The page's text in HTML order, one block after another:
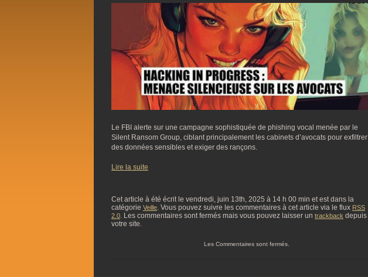
Le FBI alerte sur une campagne sophistiquée de phishing vocal menée par le
Silent Ransom Group, ciblant principalement les cabinets d’avocats pour exfiltrer
des données sensibles et exiger des rançons.
Lire la suite
Cet article à été écrit le vendredi, juin 13th, 2025 à 14 h 00 min et est dans la
catégorie Veille . Vous pouvez suivre les commentaires à cet article via le flux RSS
2.0 . Les commentaires sont fermés mais vous pouvez laisser un trackback depuis
votre site.
Les Commentaires sont fermés.